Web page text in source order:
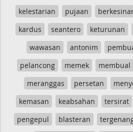
kelestarian
pujaan
kardus
seantero keturunan
wawasan
antonim
pelancong
memek membual
meranggas
persetan
kemasan
keabsahan tersirat
pengepul
blasteran